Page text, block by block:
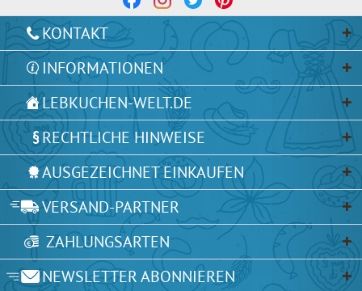
KONTAKT
INFORMATIONEN
LEBKUCHEN-WELT.DE
RECHTLICHE HINWEISE
AUSGEZEICHNET EINKAUFEN
VERSAND-PARTNER
ZAHLUNGSARTEN
NEWSLETTER ABONNIEREN